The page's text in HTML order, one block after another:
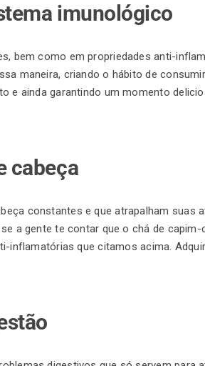
imunológico
bem como em propriedades anti-
maneira, criando o hábito de
e ainda garantindo um momento
cabeça
constantes e que atrapalham suas
a gente te contar que o chá de
inflamatórias que citamos acima.